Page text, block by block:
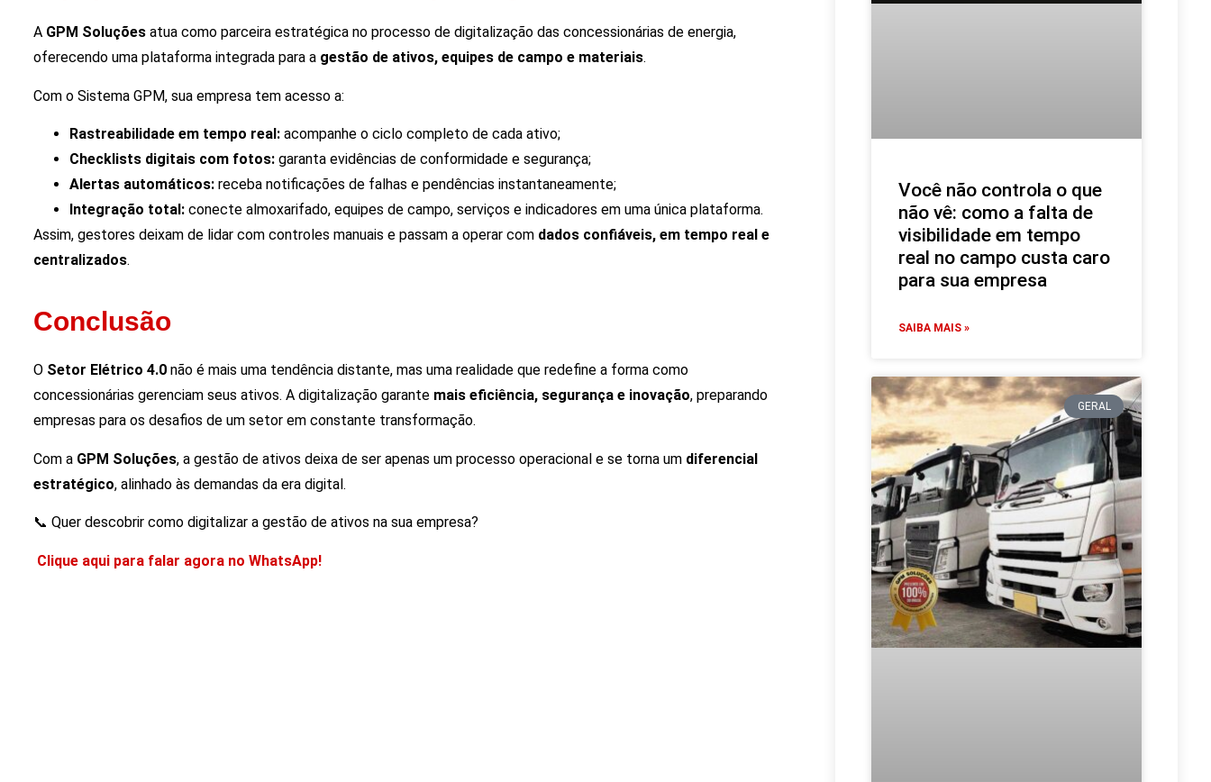
A GPM Soluções atua como parceira estratégica no processo de digitalização das concessionárias de energia,
oferecendo uma plataforma integrada para a gestão de ativos, equipes de campo e materiais.
Com o Sistema GPM, sua empresa tem acesso a:
Rastreabilidade em tempo real: acompanhe o ciclo completo de cada ativo;
Checklists digitais com fotos: garanta evidências de conformidade e segurança;
Alertas automáticos: receba notificações de falhas e pendências instantaneamente;
Integração total: conecte almoxarifado, equipes de campo, serviços e indicadores em uma única plataforma.
Assim, gestores deixam de lidar com controles manuais e passam a operar com dados confiáveis, em tempo real e
centralizados.
Conclusão
O Setor Elétrico 4.0 não é mais uma tendência distante, mas uma realidade que redefine a forma como
concessionárias gerenciam seus ativos. A digitalização garante mais eficiência, segurança e inovação, preparando
empresas para os desafios de um setor em constante transformação.
Com a GPM Soluções, a gestão de ativos deixa de ser apenas um processo operacional e se torna um diferencial
estratégico, alinhado às demandas da era digital.
📞 Quer descobrir como digitalizar a gestão de ativos na sua empresa?
Clique aqui para falar agora no WhatsApp!
Você não controla o que
não vê: como a falta de
visibilidade em tempo
real no campo custa caro
para sua empresa
SAIBA MAIS »
GERAL